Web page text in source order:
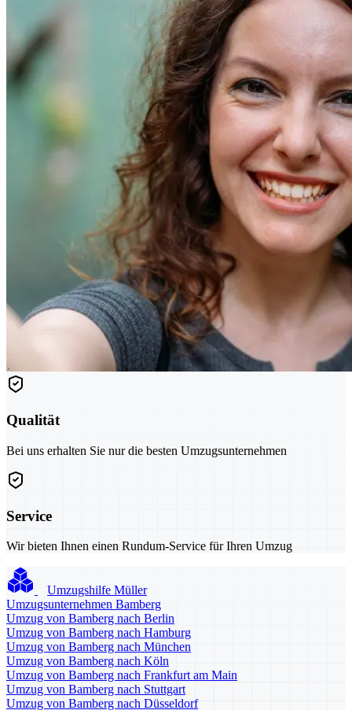
Qualität
Bei uns erhalten Sie nur die besten Umzugsunternehmen
Service
Wir bieten Ihnen einen Rundum-Service für Ihren Umzug
Umzugshilfe Müller
Umzugsunternehmen Bamberg
Umzug von Bamberg nach Berlin
Umzug von Bamberg nach Hamburg
Umzug von Bamberg nach München
Umzug von Bamberg nach Köln
Umzug von Bamberg nach Frankfurt am Main
Umzug von Bamberg nach Stuttgart
Umzug von Bamberg nach Düsseldorf